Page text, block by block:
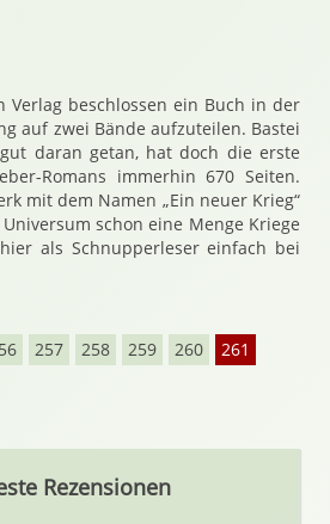
Verlag beschlossen ein Buch in der
auf zwei Bände aufzuteilen. Bastei
daran getan, hat doch die erste
Romans immerhin 670 Seiten.
mit dem Namen „Ein neuer Krieg“
schon eine Menge Kriege
als Schnupperleser einfach bei
257 258 259 260 261
Rezensionen